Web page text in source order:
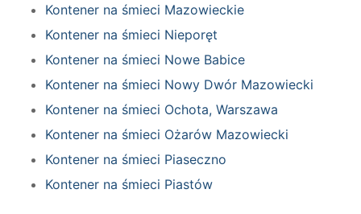
Kontener na śmieci Mazowieckie
Kontener na śmieci Nieporęt
Kontener na śmieci Nowe Babice
Kontener na śmieci Nowy Dwór Mazowiecki
Kontener na śmieci Ochota, Warszawa
Kontener na śmieci Ożarów Mazowiecki
Kontener na śmieci Piaseczno
Kontener na śmieci Piastów